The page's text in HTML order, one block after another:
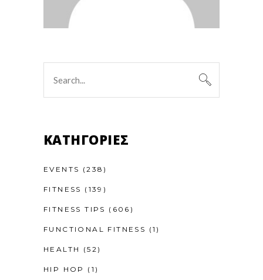
KΑΤΗΓΟΡΊΕΣ
EVENTS (238)
FITNESS (139)
FITNESS TIPS (606)
FUNCTIONAL FITNESS (1)
HEALTH (52)
HIP HOP (1)